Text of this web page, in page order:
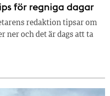
för regniga dagar
redaktion tipsar om
ner och det är dags att ta